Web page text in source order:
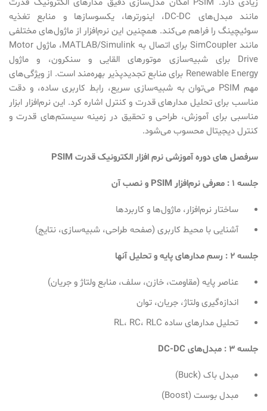
زیادی دارد. PSIM امکان مدل‌سازی دقیق مدارهای الکترونیک قدرت
مانند مبدل‌های DC-DC، اینورترها، یکسوسازها و منابع تغذیه
سوئیچینگ را فراهم می‌کند. همچنین این نرم‌افزار از ماژول‌های مختلفی
مانند SimCoupler برای اتصال به MATLAB/Simulink، ماژول Motor
Drive برای شبیه‌سازی موتورهای القایی و سنکرون، و ماژول
Renewable Energy برای منابع تجدیدپذیر بهره‌مند است. از ویژگی‌های
مهم PSIM می‌توان به شبیه‌سازی سریع، رابط کاربری ساده، و دقت
مناسب برای تحلیل مدارهای قدرت و کنترل اشاره کرد. این نرم‌افزار ابزار
مناسبی برای آموزش، طراحی و تحقیق در زمینه سیستم‌های قدرت و
کنترل دیجیتال محسوب می‌شود.
سرفصل های دوره آموزشی نرم افزار الکترونیک قدرت PSIM
جلسه 1 : معرفی نرم‌افزار و نصب آن
ساختار نرم‌افزار، ماژول‌ها و کاربردها
آشنایی با محیط کاربری (صفحه طراحی، شبیه‌سازی، نتایج)
جلسه 2 : رسم مدارهای پایه و تحلیل آنها
عناصر پایه (مقاومت، خازن، سلف، منابع ولتاژ و جریان)
اندازه‌گیری ولتاژ، جریان، توان
تحلیل مدارهای ساده RL، RC، RLC
جلسه 3 : مبدل‌های
مبدل باک (Buck)
مبدل بوست (Boost)